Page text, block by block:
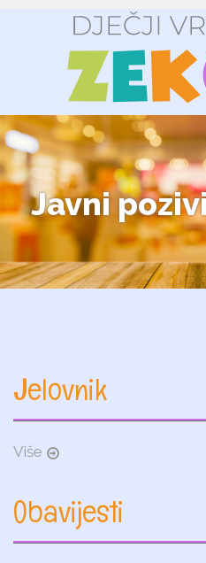
Javni
Jelovnik
Više
Obavijesti